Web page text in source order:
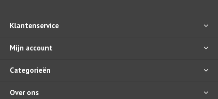
Klantenservice
Mijn account
Categorieën
Over ons